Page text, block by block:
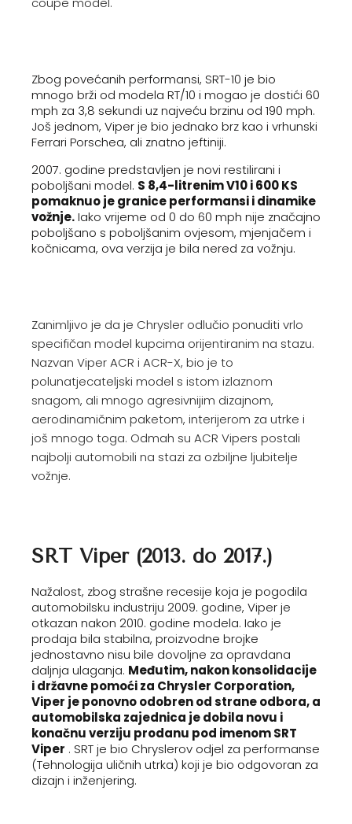
Zbog povećanih performansi, SRT-10 je bio
mnogo brži od modela RT/10 i mogao je dostići 60
mph za 3,8 sekundi uz najveću brzinu od 190 mph.
Još jednom, Viper je bio jednako brz kao i vrhunski
Ferrari Porschea, ali znatno jeftiniji.
2007. godine predstavljen je novi restilirani i
poboljšani model. S 8,4-litrenim V10 i 600 KS
pomaknuo je granice performansi i dinamike
vožnje.Iako vrijeme od 0 do 60 mph nije značajno
poboljšano s poboljšanim ovjesom, mjenjačem i
kočnicama, ova verzija je bila nered za vožnju.
Zanimljivo je da je Chrysler odlučio ponuditi vrlo
specifičan model kupcima orijentiranim na stazu.
Nazvan Viper ACR i ACR-X, bio je to
polunatjecateljski model s istom izlaznom
snagom, ali mnogo agresivnijim dizajnom,
aerodinamičnim paketom, interijerom za utrke i
još mnogo toga. Odmah su ACR Vipers postali
najbolji automobili na stazi za ozbiljne ljubitelje
vožnje.
SRT Viper (2013. do 2017.)
Nažalost, zbog strašne recesije koja je pogodila
automobilsku industriju 2009. godine, Viper je
otkazan nakon 2010. godine modela. Iako je
prodaja bila stabilna, proizvodne brojke
jednostavno nisu bile dovoljne za opravdana
daljnja ulaganja. Međutim, nakon konsolidacije
i državne pomoći za Chrysler Corporation,
Viper je ponovno odobren od strane odbora, a
automobilska zajednica je dobila novu i
konačnu verziju prodanu pod imenom SRT
Viper . SRT je bio Chryslerov odjel za performanse
(Tehnologija uličnih utrka) koji je bio odgovoran za
dizajn i inženjering.